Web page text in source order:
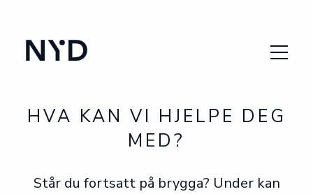
OM SKOLEN
HVA KAN VI HJELPE DEG
MED?
Står du fortsatt på brygga? Under kan